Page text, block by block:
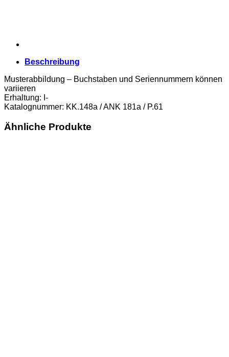
Beschreibung
Musterabbildung – Buchstaben und Seriennummern können
variieren
Erhaltung: I-
Katalognummer: KK.148a / ANK 181a / P.61
Ähnliche Produkte